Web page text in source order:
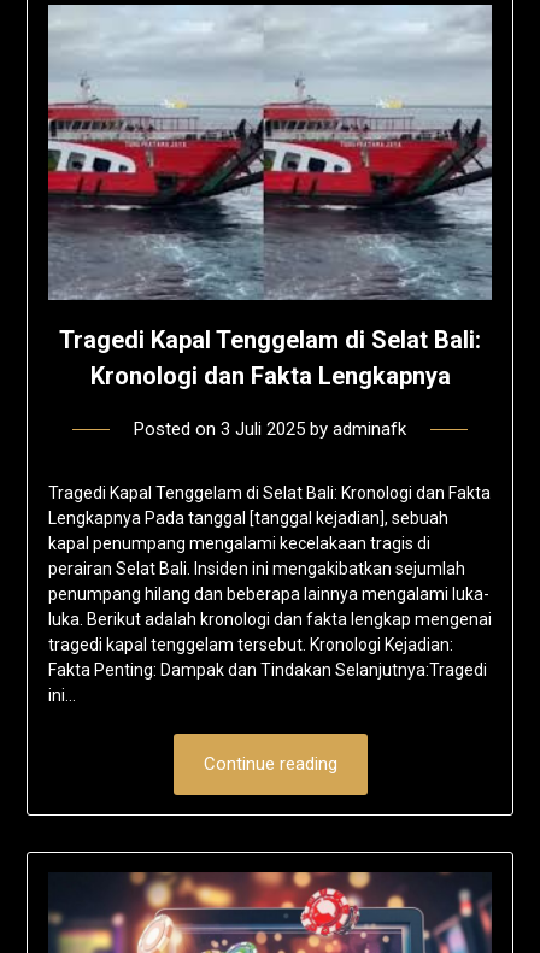
Tragedi Kapal Tenggelam di Selat Bali:
Kronologi dan Fakta Lengkapnya
Posted on 3 Juli 2025 by adminafk
Tragedi Kapal Tenggelam di Selat Bali: Kronologi dan Fakta
Lengkapnya Pada tanggal [tanggal kejadian], sebuah
kapal penumpang mengalami kecelakaan tragis di
perairan Selat Bali. Insiden ini mengakibatkan sejumlah
penumpang hilang dan beberapa lainnya mengalami luka-
luka. Berikut adalah kronologi dan fakta lengkap mengenai
tragedi kapal tenggelam tersebut. Kronologi Kejadian:
Fakta Penting: Dampak dan Tindakan Selanjutnya:Tragedi
ini…
Continue reading